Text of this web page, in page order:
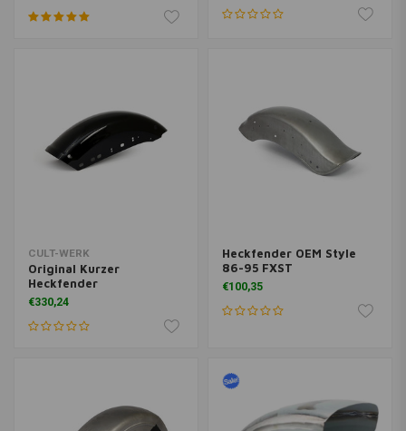
CULT-WERK
Original Kurzer
Heckfender
€330,24
Heckfender OEM Style
86-95 FXST
€100,35